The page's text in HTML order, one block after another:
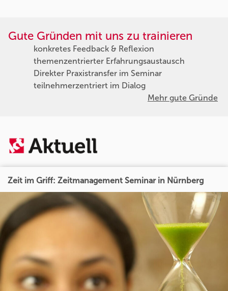
Gute Gründen mit uns zu trainieren
konkretes Feedback & Reflexion
themenzentrierter Erfahrungsaustausch
Direkter Praxistransfer im Seminar
teilnehmerzentriert im Dialog
Mehr gute Gründe
Zeit im Griff: Zeitmanagement Seminar in Nürnberg